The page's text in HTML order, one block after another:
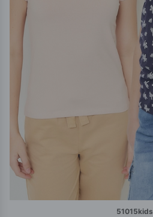
51015kids